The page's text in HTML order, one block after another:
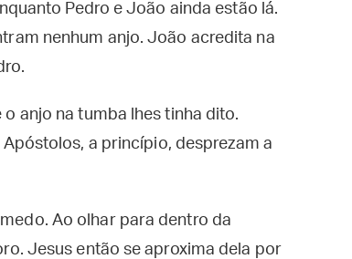
Pedro e João ainda estão lá.
nenhum anjo. João acredita na
anjo na tumba lhes tinha dito.
a princípio, desprezam a
Ao olhar para dentro da
Jesus então se aproxima dela por